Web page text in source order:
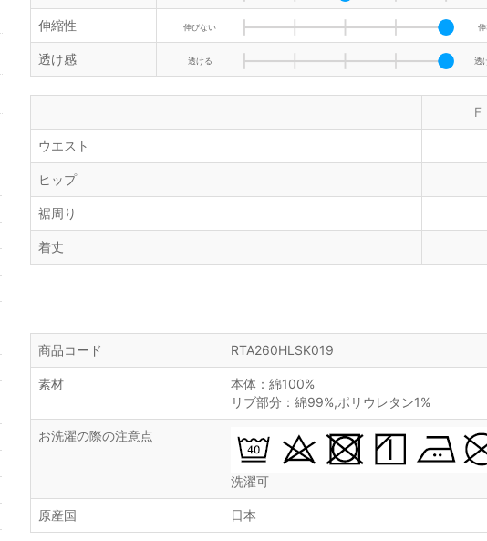
伸縮性 伸びない
透け感 透ける 透
F
ウエスト
ヒップ
裾周り
着丈
商品コード RTA260HLSK019
素材
本体：綿100%
リブ部分：綿99%,ポリウレタン1%
お洗濯の際の注意点
洗濯可
原産国 日本